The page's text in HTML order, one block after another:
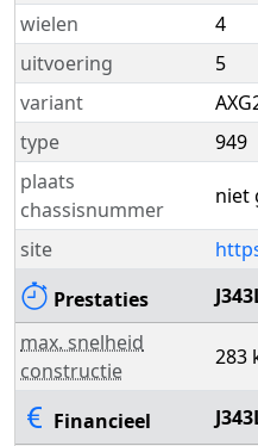
wielen
4
uitvoering
5
variant
type
949
plaats
chassisnummer
niet
site
Prestaties
max. snelheid
constructie
283
Financieel